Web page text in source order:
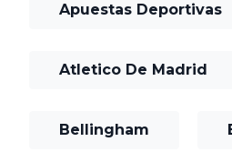
Apuestas Deportivas
Atletico De Madrid
Bellingham